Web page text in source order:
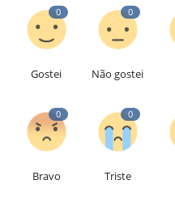
0
Gostei
0
Não gostei
0
Bravo
0
Triste